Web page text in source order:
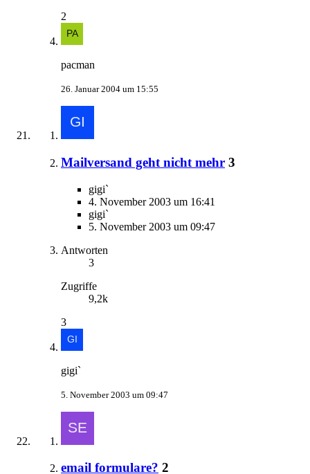
2
pacman
26. Januar 2004 um 15:55
Mailversand geht nicht mehr 3
gigi`
4. November 2003 um 16:41
gigi`
5. November 2003 um 09:47
Antworten
3
Zugriffe
9,2k
3
gigi`
5. November 2003 um 09:47
email formulare? 2